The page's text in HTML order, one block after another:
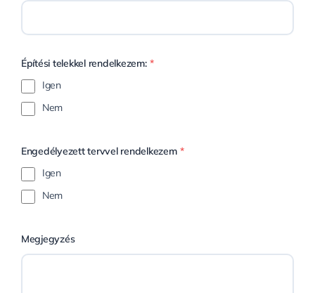
Építési telekkel rendelkezem: *
Igen
Nem
Engedélyezett tervvel rendelkezem *
Igen
Nem
Megjegyzés